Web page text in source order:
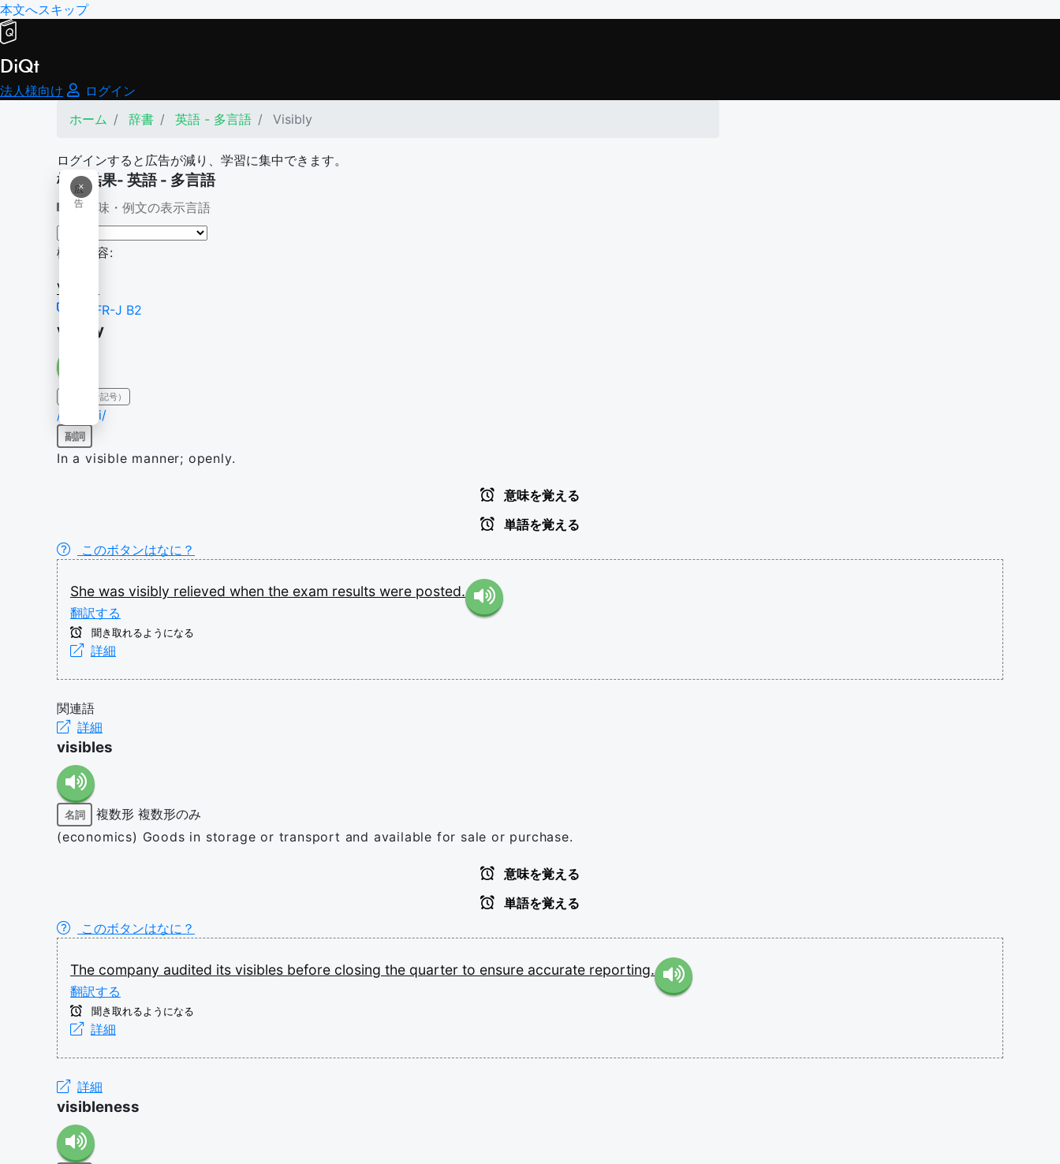
本文へスキップ
DiQt
法人様向け
ログイン
ホーム
辞書 英語 - 多言語 Visibly
ログインすると広告が減り、学習に集中できます。
×
広
告
検索結果- 英語 - 多言語
意味・例文の表示言語
検索内容:
Visibly
CEFR-J B2
visibly
IPA（発音記号）
/ˈvɪzɪbli/
副詞
In a visible manner; openly.
意味を覚える
単語を覚える
このボタンはなに？
She was visibly relieved when the exam results were posted.
翻訳する
聞き取れるようになる
詳細
関連語
詳細
visibles
名詞 複数形 複数形のみ
(economics) Goods in storage or transport and available for sale or purchase.
意味を覚える
単語を覚える
このボタンはなに？
The company audited its visibles before closing the quarter to ensure accurate reporting.
翻訳する
聞き取れるようになる
詳細
詳細
visibleness